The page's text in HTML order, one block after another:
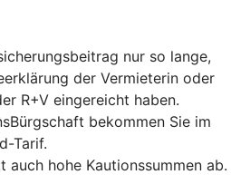
nur so lange,
der Vermieterin oder
R+V eingereicht haben.
bekommen Sie im
Tarif.
auch hohe Kautionssummen ab.